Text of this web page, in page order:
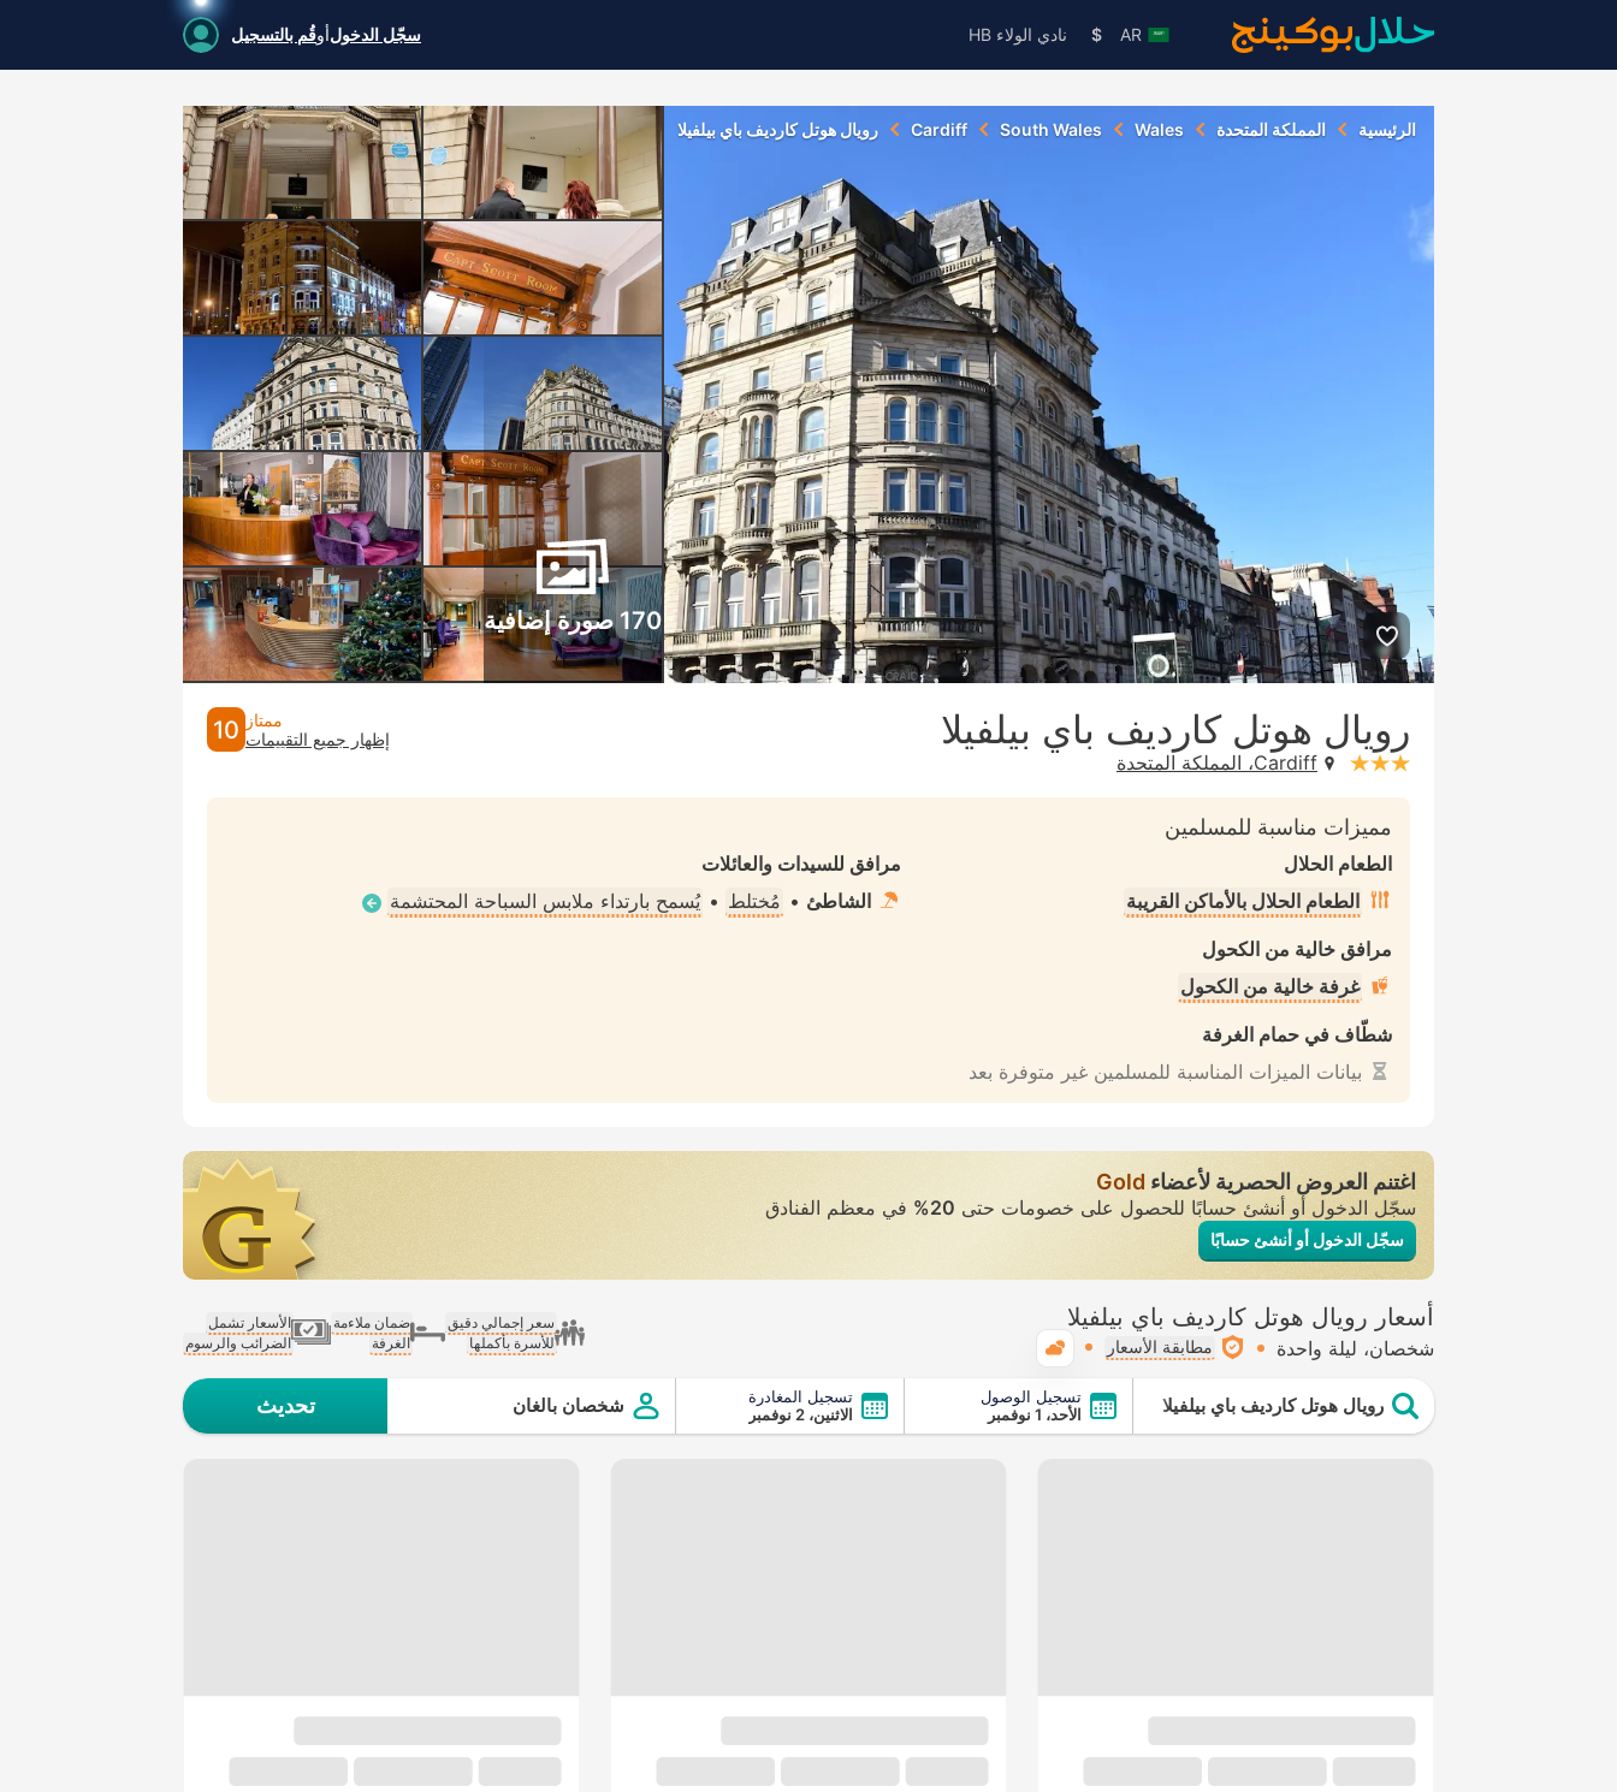
AR
$ نادي الولاء HB سجّل الدخولأوقُم بالتسجيل
الرئيسية المملكة المتحدة Wales
South Wales
Cardiff رويال هوتل كارديف باي بيلفيلا
170 صورة إضافية
رويال هوتل كارديف باي بيلفيلا
stars: 3
Cardiff، المملكة المتحدة
ممتاز
إظهار جميع التقييمات 10
مميزات مناسبة للمسلمين
الطعام الحلال
الطعام الحلال بالأماكن القريبة
مرافق خالية من الكحول
غرفة خالية من الكحول
شطّاف في حمام الغرفة
بيانات الميزات المناسبة للمسلمين غير متوفرة بعد
مرافق للسيدات والعائلات
الشاطئ • مُختلط • يُسمح بارتداء ملابس السباحة المحتشمة
اغتنم العروض الحصرية لأعضاء Gold
سجّل الدخول أو أنشئ حسابًا للحصول على خصومات حتى 20% في معظم الفنادق
سجّل الدخول أو أنشئ حسابًا
أسعار رويال هوتل كارديف باي بيلفيلا
شخصان ليلة واحدة مطابقة الأسعار
سعر إجمالي دقيق
للأسرة بأكملها
ضمان ملاءمة
الغرفة
الأسعار تشمل
الضرائب والرسوم
رويال هوتل كارديف باي بيلفيلا
تسجيل الوصول
الأحد، 1 نوفمبر
تسجيل المغادرة
الاثنين، 2 نوفمبر
شخصان بالغان تحديث